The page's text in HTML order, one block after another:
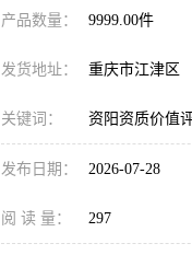
产品数量： 9999.00件
发货地址： 重庆市江津区
关键词： 资阳资质价值
发布日期： 2026-07-28
阅 读 量： 297